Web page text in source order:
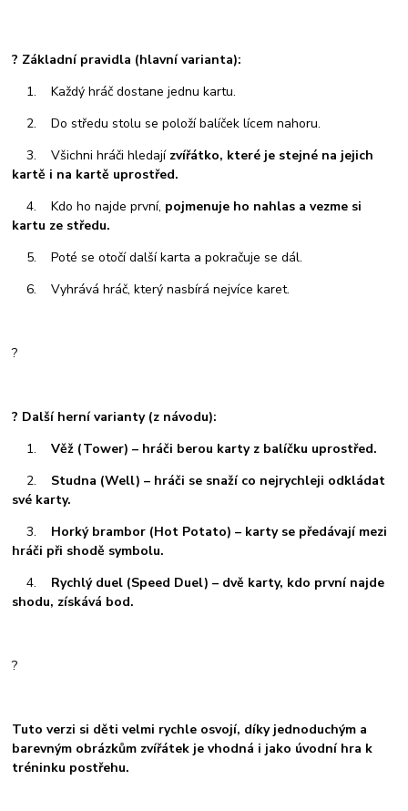
? Základní pravidla (hlavní varianta):
1. Každý hráč dostane jednu kartu.
2. Do středu stolu se položí balíček lícem nahoru.
3. Všichni hráči hledají zvířátko, které je stejné na jejich
kartě i na kartě uprostřed.
4. Kdo ho najde první, pojmenuje ho nahlas a vezme si
kartu ze středu.
5. Poté se otočí další karta a pokračuje se dál.
6. Vyhrává hráč, který nasbírá nejvíce karet.
?
? Další herní varianty (z návodu):
1.Věž (Tower) – hráči berou karty z balíčku uprostřed.
2. Studna (Well) – hráči se snaží co nejrychleji odkládat
své karty.
3. Horký brambor (Hot Potato) – karty se předávají mezi
hráči při shodě symbolu.
4. Rychlý duel (Speed Duel) – dvě karty, kdo první najde
shodu, získává bod.
?
Tuto verzi si děti velmi rychle osvojí, díky jednoduchým a
barevným obrázkům zvířátek je vhodná i jako úvodní hra k
tréninku postřehu.